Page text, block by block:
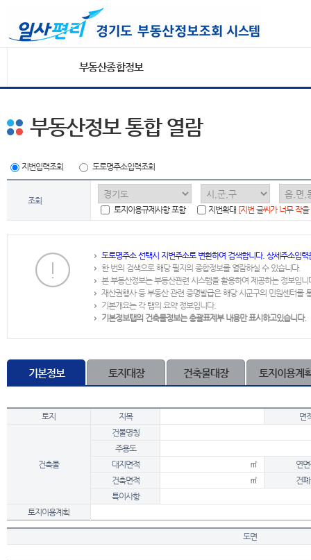
부동산종합정보
부동산정보 통합 열람
지번입력조회 도로명주소입력조회
조회
토지이용규제사항 포함
지번확대 [지번 글씨가 너무 작
도로명주소 선택시 지번주소로 변환하여 검색합니다. 상세주소입
한 번의 검색으로 해당 필지의 종합정보를 열람하실 수 있습니다.
본 부동산정보는 부동산관련 시스템을 활용하여 제공하는 정보입니
재산권행사 등 부동산 관련 증명발급은 해당 시군구의 민원센터를
기본개요는 각 탭의 요약 정보입니다.
기본정보탭의 건축물정보는 총괄표제부 내용만 표시하고있습니다.
기본정보 토지대장 건축물대장 토지이용계
토지 지목 면
건축물
건물명칭
주용도
대지면적
㎡
연
건축면적
㎡
건
특이사항
토지이용계획
도면